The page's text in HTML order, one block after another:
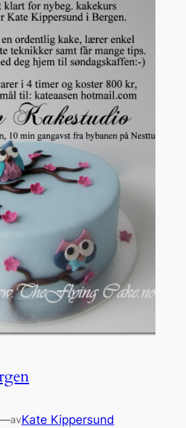
avKate Kippersund